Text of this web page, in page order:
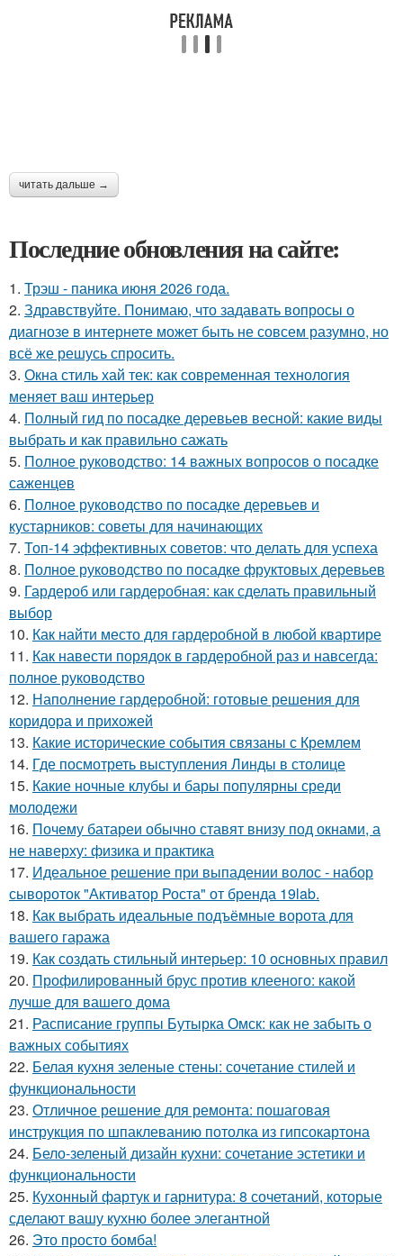
читать дальше →
Последние обновления на сайте:
1. Трэш - паника июня 2026 года.
2. Здравствуйте. Понимаю, что задавать вопросы о
диагнозе в интернете может быть не совсем разумно, но
всё же решусь спросить.
3. Окна стиль хай тек: как современная технология
меняет ваш интерьер
4. Полный гид по посадке деревьев весной: какие виды
выбрать и как правильно сажать
5. Полное руководство: 14 важных вопросов о посадке
саженцев
6. Полное руководство по посадке деревьев и
кустарников: советы для начинающих
7. Топ-14 эффективных советов: что делать для успеха
8. Полное руководство по посадке фруктовых деревьев
9. Гардероб или гардеробная: как сделать правильный
выбор
10. Как найти место для гардеробной в любой квартире
11. Как навести порядок в гардеробной раз и навсегда:
полное руководство
12. Наполнение гардеробной: готовые решения для
коридора и прихожей
13. Какие исторические события связаны с Кремлем
14. Где посмотреть выступления Линды в столице
15. Какие ночные клубы и бары популярны среди
молодежи
16. Почему батареи обычно ставят внизу под окнами, а
не наверху: физика и практика
17. Идеальное решение при выпадении волос - набор
сывороток "Активатор Роста" от бренда 19lab.
18. Как выбрать идеальные подъёмные ворота для
вашего гаража
19. Как создать стильный интерьер: 10 основных правил
20. Профилированный брус против клееного: какой
лучше для вашего дома
21. Расписание группы Бутырка Омск: как не забыть о
важных событиях
22. Белая кухня зеленые стены: сочетание стилей и
функциональности
23. Отличное решение для ремонта: пошаговая
инструкция по шпаклеванию потолка из гипсокартона
24. Бело-зеленый дизайн кухни: сочетание эстетики и
функциональности
25. Кухонный фартук и гарнитура: 8 сочетаний, которые
сделают вашу кухню более элегантной
26. Это просто бомба!